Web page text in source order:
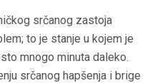
srčanog zastoja
to je stanje u kojem je
mnogo minuta daleko.
srčanog hapšenja i brige